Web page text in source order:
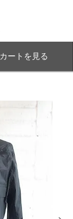
カートを見る